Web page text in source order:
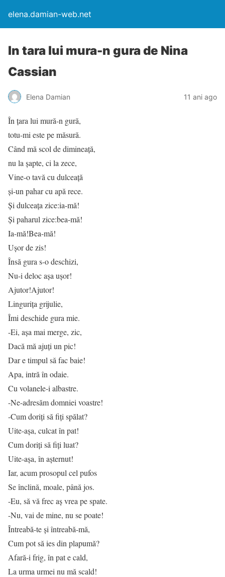
elena.damian-web.net
In tara lui mura-n gura de Nina
Cassian
Elena Damian 11 ani ago
În țara lui mură-n gură,
totu-mi este pe măsură.
Când mă scol de dimineață,
nu la șapte, ci la zece,
Vine-o tavă cu dulceață
și-un pahar cu apă rece.
Și dulceața zice:ia-mă!
Și paharul zice:bea-mă!
Ia-mă!Bea-mă!
Ușor de zis!
Însă gura s-o deschizi,
Nu-i deloc așa ușor!
Ajutor!Ajutor!
Lingurița grijulie,
Îmi deschide gura mie.
-Ei, așa mai merge, zic,
Dacă mă ajuți un pic!
Dar e timpul să fac baie!
Apa, intră în odaie.
Cu volanele-i albastre.
-Ne-adresăm domniei voastre!
-Cum doriți să fiți spălat?
Uite-așa, culcat în pat!
Cum doriți să fiți luat?
Uite-așa, în așternut!
Iar, acum prosopul cel pufos
Se înclină, moale, până jos.
-Eu, să vă frec aș vrea pe spate.
-Nu, vai de mine, nu se poate!
Întreabă-te și întreabă-mă,
Cum pot să ies din plapumă?
Afară-i frig, în pat e cald,
La urma urmei nu mă scald!